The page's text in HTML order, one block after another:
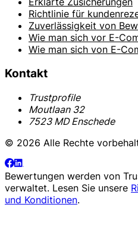
Richtlinie für
Zuverlässigkeit von
Wie man sich vor E-
Wie man sich von E-
Kontakt
Trustprofile
Moutlaan 32
7523 MD Enschede
© 2026 Alle Rechte
Bewertungen werden von
verwaltet. Lesen Sie unsere
und Konditionen.